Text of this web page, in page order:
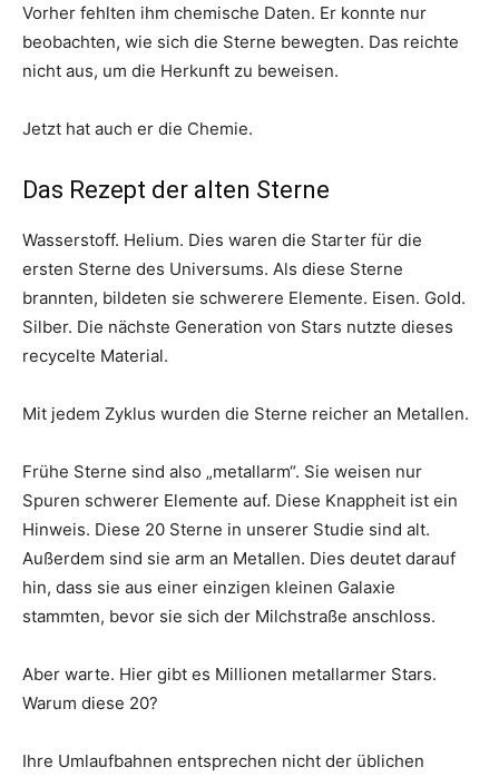
Vorher fehlten ihm chemische Daten. Er konnte nur
beobachten, wie sich die Sterne bewegten. Das reichte
nicht aus, um die Herkunft zu beweisen.
Jetzt hat auch er die Chemie.
Das Rezept der alten Sterne
Wasserstoff. Helium. Dies waren die Starter für die
ersten Sterne des Universums. Als diese Sterne
brannten, bildeten sie schwerere Elemente. Eisen. Gold.
Silber. Die nächste Generation von Stars nutzte dieses
recycelte Material.
Mit jedem Zyklus wurden die Sterne reicher an Metallen.
Frühe Sterne sind also „metallarm“. Sie weisen nur
Spuren schwerer Elemente auf. Diese Knappheit ist ein
Hinweis. Diese 20 Sterne in unserer Studie sind alt.
Außerdem sind sie arm an Metallen. Dies deutet darauf
hin, dass sie aus einer einzigen kleinen Galaxie
stammten, bevor sie sich der Milchstraße anschloss.
Aber warte. Hier gibt es Millionen metallarmer Stars.
Warum diese 20?
Ihre Umlaufbahnen entsprechen nicht der üblichen